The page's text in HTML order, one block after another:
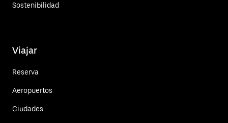
Sostenibilidad
Viajar
Reserva
Aeropuertos
Ciudades